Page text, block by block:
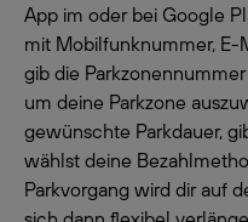
App im oder bei Google
mit Mobilfunknummer, E-
gib die
um deine Parkzone
gewünschte Parkdauer,
wählst deine
Parkvorgang wird dir auf